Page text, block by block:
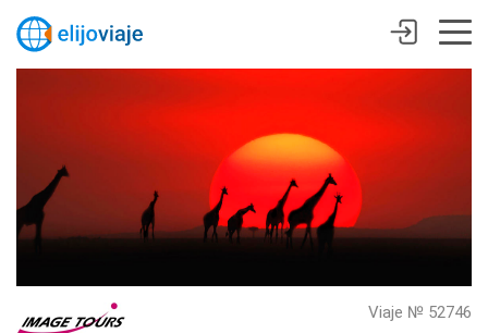
Viaje № 52746